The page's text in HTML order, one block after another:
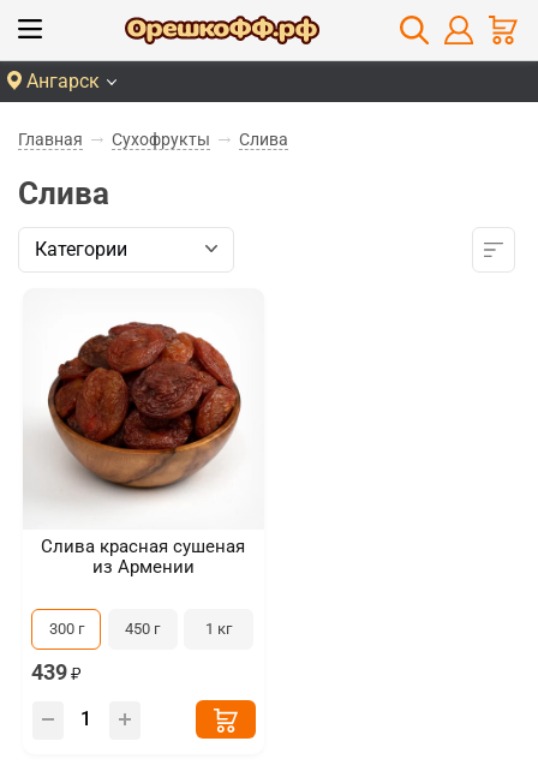
Ангарск
Главная Сухофрукты Слива
Слива
Категории
Слива красная сушеная
из Армении
300 г 450 г 1 кг
439